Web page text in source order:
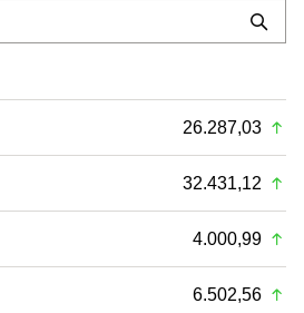
26.287,03
32.431,12
4.000,99
6.502,56